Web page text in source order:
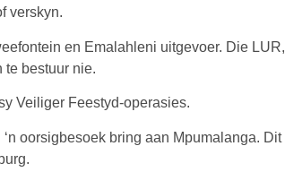
verskyn.
en Emalahleni uitgevoer. Die LUR,
te bestuur nie.
Veiliger Feestyd-operasies.
oorsigbesoek bring aan Mpumalanga. Dit